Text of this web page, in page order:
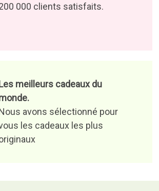
000 clients satisfaits.
meilleurs cadeaux du
avons sélectionné pour
les cadeaux les plus